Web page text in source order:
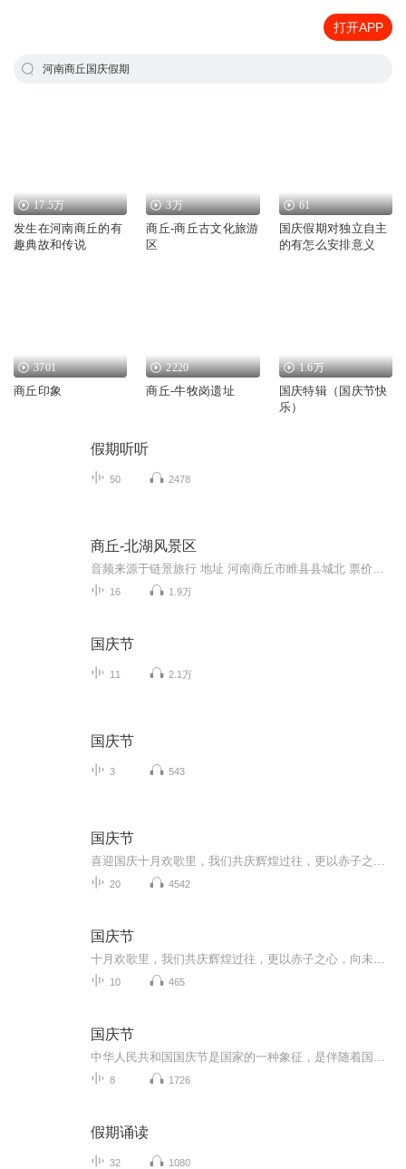
打开APP
河南商丘国庆假期
17.5万
发生在河南商丘的有
趣典故和传说
3万
商丘-商丘古文化旅游
区
61
国庆假期对独立自主
的有怎么安排意义
3701
商丘印象
2220
商丘-牛牧岗遗址
1.6万
国庆特辑（国庆节快
乐）
假期听听
50 2478
商丘-北湖风景区
16 1.9万
国庆节
11 2.1万
国庆节
3 543
国庆节
20 4542
国庆节
10 465
国庆节
8 1726
假期诵读
32 1080